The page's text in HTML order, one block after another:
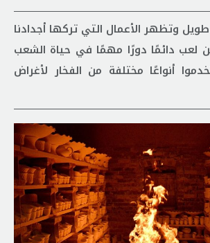
طويل وتظهر الأعمال التي تركها أجدادنا
لعب دائمًا دورًا مهمًا في حياة الشعب
أنواعًا مختلفة من الفخار لأغراض